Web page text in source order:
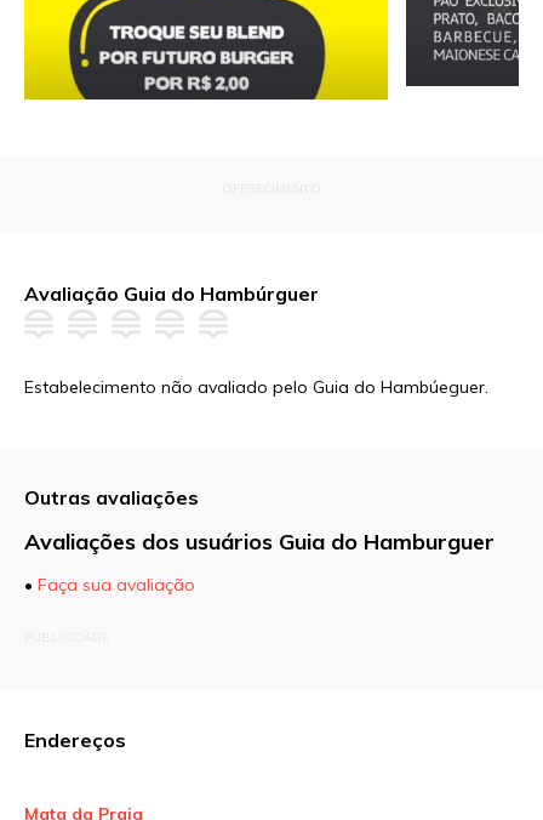
Avaliação Guia do Hambúrguer
Estabelecimento não avaliado pelo Guia do Hambúeguer.
Outras avaliações
Avaliações dos usuários Guia do Hamburguer
• Faça sua avaliação
Endereços
Mata da Praia